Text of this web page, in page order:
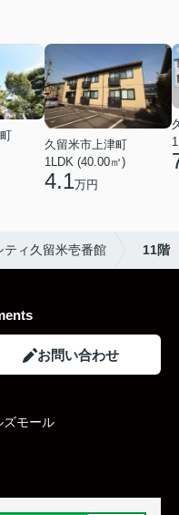
久留米市上津町
1LDK (40.00㎡)
4.1万円
ティ久留米壱番館 11階
お問い合わせ
ズモール